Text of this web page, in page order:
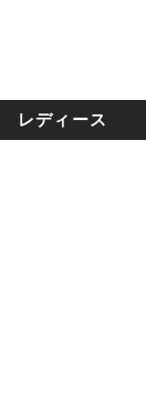
レディース